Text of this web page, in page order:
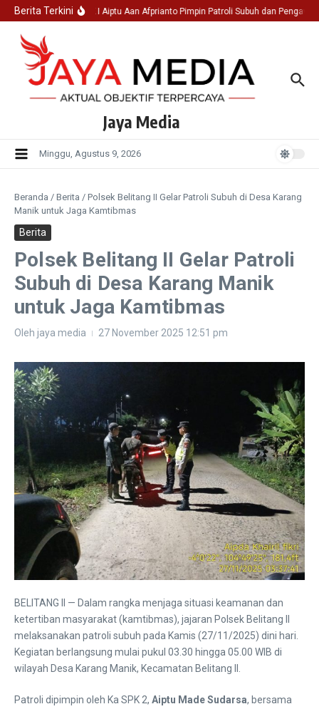
Lewati ke konten
Berita TerkiniKa SPK I Aiptu Aan Afprianto Pimpin Patroli Subuh dan
Jaya Media
Minggu, Agustus 9, 2026
Beranda / Berita / Polsek Belitang II Gelar Patroli Subuh di Desa Karang
Manik untuk Jaga Kamtibmas
Berita
Polsek Belitang II Gelar Patroli
Subuh di Desa Karang Manik
untuk Jaga Kamtibmas
Oleh jaya media 27 November 2025 12:51 pm
BELITANG II — Dalam rangka menjaga situasi keamanan dan
ketertiban masyarakat (kamtibmas), jajaran Polsek Belitang II
melaksanakan patroli subuh pada Kamis (27/11/2025) dini hari.
Kegiatan berlangsung mulai pukul 03.30 hingga 05.00 WIB di
wilayah Desa Karang Manik, Kecamatan Belitang II.
Patroli dipimpin oleh Ka SPK 2, Aiptu Made Sudarsa, bersama